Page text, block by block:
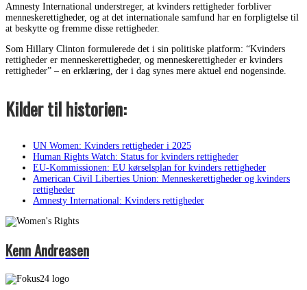
Amnesty International understreger, at kvinders rettigheder forbliver
menneskerettigheder, og at det internationale samfund har en forpligtelse til
at beskytte og fremme disse rettigheder.
Som Hillary Clinton formulerede det i sin politiske platform: “Kvinders
rettigheder er menneskerettigheder, og menneskerettigheder er kvinders
rettigheder” – en erklæring, der i dag synes mere aktuel end nogensinde.
Kilder til historien:
UN Women: Kvinders rettigheder i 2025
Human Rights Watch: Status for kvinders rettigheder
EU-Kommissionen: EU kørselsplan for kvinders rettigheder
American Civil Liberties Union: Menneskerettigheder og kvinders
rettigheder
Amnesty International: Kvinders rettigheder
Kenn Andreasen